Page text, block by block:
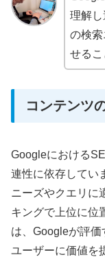
理解し
の検
せるこ
コンテンツ
Googleにおける
連性に依存してい
ニーズやクエリに
キングで上位に位
は、Googleが評
ユーザーに価値を